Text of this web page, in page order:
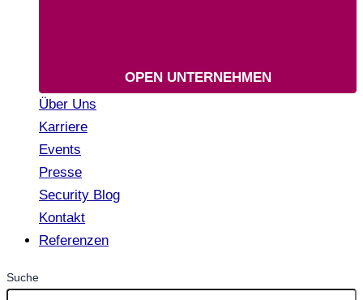
OPEN UNTERNEHMEN
Über Uns
Karriere
Events
Presse
Security Blog
Kontakt
Referenzen
Suche